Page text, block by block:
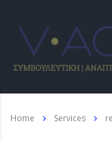
Home Services